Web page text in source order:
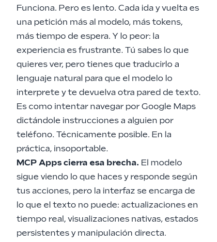
Funciona. Pero es lento. Cada ida y vuelta es
una petición más al modelo, más tokens,
más tiempo de espera. Y lo peor: la
experiencia es frustrante. Tú sabes lo que
quieres ver, pero tienes que traducirlo a
lenguaje natural para que el modelo lo
interprete y te devuelva otra pared de texto.
Es como intentar navegar por Google Maps
dictándole instrucciones a alguien por
teléfono. Técnicamente posible. En la
práctica, insoportable.
MCP Apps cierra esa brecha. El modelo
sigue viendo lo que haces y responde según
tus acciones, pero la interfaz se encarga de
lo que el texto no puede: actualizaciones en
tiempo real, visualizaciones nativas, estados
persistentes y manipulación directa.